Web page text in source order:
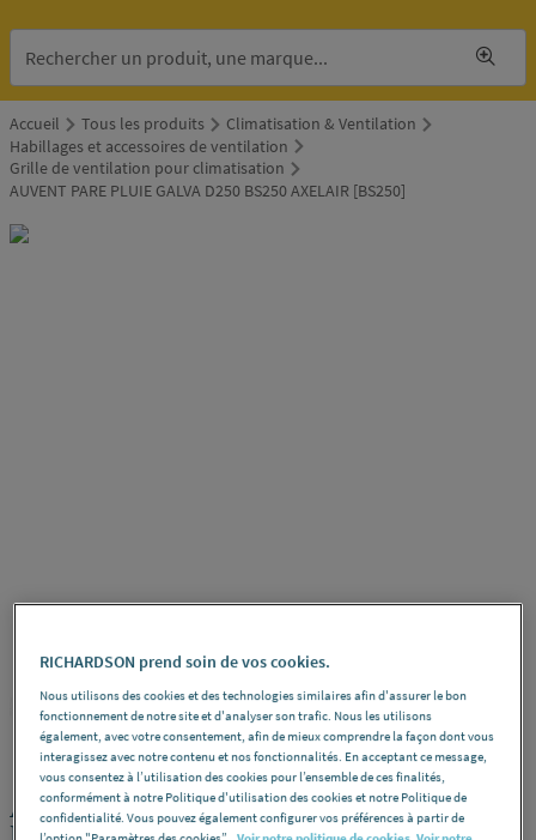
Accueil Tous les produits
Climatisation & Ventilation
Habillages et accessoires de ventilation
Grille de ventilation pour climatisation
AUVENT PARE PLUIE GALVA D250 BS250 AXELAIR [BS250]
AXELAIR REF : 227L4
AUVENT PARE PLUIE GALVA D250
RICHARDSON prend soin de vos cookies.
Nous utilisons des cookies et des technologies similaires afin d'assurer le bon
fonctionnement de notre site et d'analyser son trafic. Nous les utilisons
également, avec votre consentement, afin de mieux comprendre la façon dont vous
interagissez avec notre contenu et nos fonctionnalités. En acceptant ce message,
vous consentez à l’utilisation des cookies pour l’ensemble de ces finalités,
conformément à notre Politique d'utilisation des cookies et notre Politique de
confidentialité. Vous pouvez également configurer vos préférences à partir de